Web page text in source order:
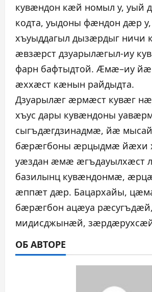
кувæндон кæй номыл у, уый
кодта, уыдоны фæндон дæр
хъуыддагыл дызæрдыг ничи
æвзæрст дзуарылæгыл-иу
фарн бафтыдтой. Æмæ–иу
æххæст кæнын райдыдта.
Дзуарылæг æрмæст кувæг
хъус дары кувæндоны
сыгъдæгдзинадмæ, йæ
бæрæгбоны æрцыдмæ йæхи
уæздан æмæ æгъдауылхæст
базилынц кувæндонмæ,
æппæт дæр. Бацархайы,
бæрæгбон ацæуа
мидисджынæй,
ОБ АВТОРЕ